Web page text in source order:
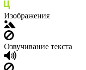
Изображения
Озвучивание текста